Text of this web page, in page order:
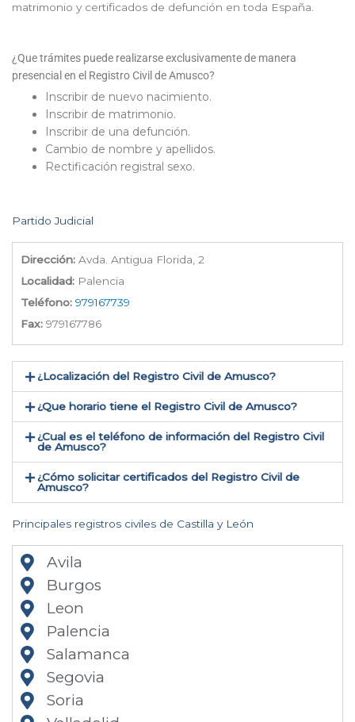
matrimonio y certificados de defunción en toda España.
¿Que trámites puede realizarse exclusivamente de manera
presencial en el Registro Civil de Amusco?
Inscribir de nuevo nacimiento.
Inscribir de matrimonio.
Inscribir de una defunción.
Cambio de nombre y apellidos.
Rectificación registral sexo.
Partido Judicial
Dirección: Avda. Antigua Florida, 2
Localidad: Palencia
Teléfono: 979167739
Fax: 979167786
¿Localización del Registro Civil de Amusco​?
¿Que horario tiene el Registro Civil de Amusco?
¿Cual es el teléfono de información del Registro Civil
de Amusco​?
¿Cómo solicitar certificados del Registro Civil de
Amusco​?
Principales registros civiles de Castilla y León
Avila
Burgos
Leon
Palencia
Salamanca
Segovia
Soria